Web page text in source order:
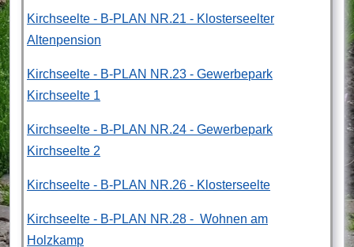
Kirchseelte - B-PLAN NR.21 - Klosterseelter
Altenpension
Kirchseelte - B-PLAN NR.23 - Gewerbepark
Kirchseelte 1
Kirchseelte - B-PLAN NR.24 - Gewerbepark
Kirchseelte 2
Kirchseelte - B-PLAN NR.26 - Klosterseelte
Kirchseelte - B-PLAN NR.28 - Wohnen am
Holzkamp